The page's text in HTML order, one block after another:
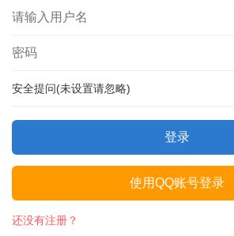
安全提问(未设置请忽略)
登录
使用QQ账号登录
还没有注册？